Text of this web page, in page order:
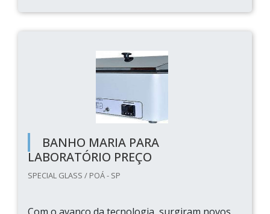
BANHO MARIA PARA
LABORATÓRIO PREÇO
SPECIAL GLASS / POÁ - SP